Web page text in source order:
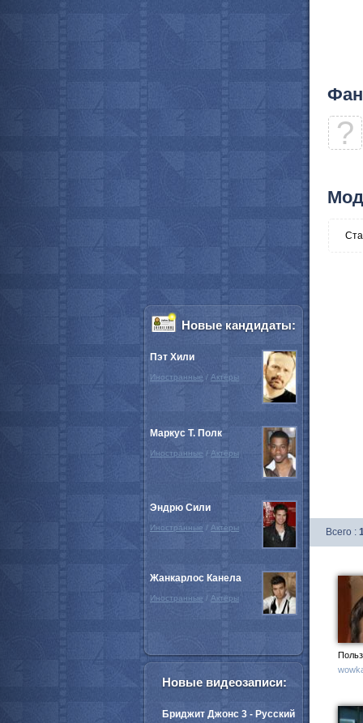
?
Всего :
Новые кандидаты:
Пэт Хили
Иностранные / Актёры
Маркус Т. Полк
Иностранные / Актёры
Эндрю Сили
Иностранные / Актёры
Жанкарлос Канела
Иностранные / Актёры
Новые видеозаписи:
Бриджит Джонс 3 - Русский